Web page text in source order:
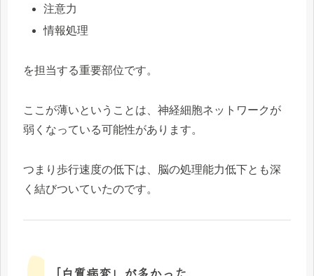
注意力
情報処理
を担当する重要部位です。
ここが薄いということは、神経細胞ネットワークが
弱くなっている可能性があります。
つまり歩行速度の低下は、脳の処理能力低下とも深
く結びついていたのです。
「白質病変」が多かった